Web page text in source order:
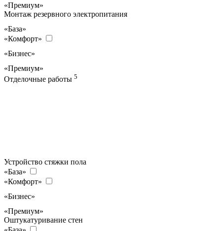
«Премиум»
Монтаж резервного электропитания
«База»
«Комфорт»
«Бизнес»
«Премиум»
Отделочные работы 5
Устройство стяжки пола
«База»
«Комфорт»
«Бизнес»
«Премиум»
Оштукатуривание стен